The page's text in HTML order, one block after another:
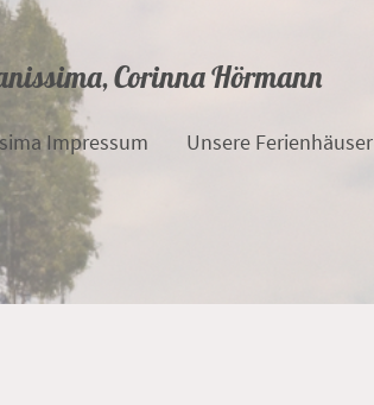
Corinna Hörmann
Impressum Unsere Ferienhäuser